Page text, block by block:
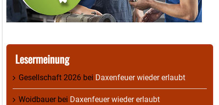
Lesermeinung
Gesellschaft 2026 bei Daxenfeuer wieder erlaubt
Woidbauerbei Daxenfeuer wieder erlaubt